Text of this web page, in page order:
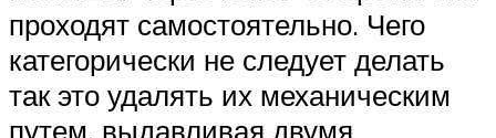
проходят самостоятельно. Чего
категорически не следует делать
так это удалять их механическим
путем, выдавливая двумя